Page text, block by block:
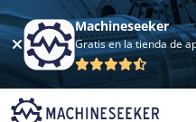
Machineseeker